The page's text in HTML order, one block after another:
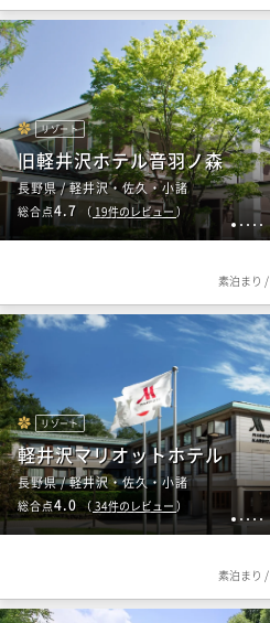
1 2 3 4 5
リゾート
旧軽井沢ホテル音羽ノ森
長野県 / 軽井沢・佐久・小諸
総合点4.7 （ 19件のレビュー）
素泊まり /
1 2345
リゾート
軽井沢マリオットホテル
長野県 / 軽井沢・佐久・小諸
総合点4.0 （ 34件のレビュー ）
素泊まり /